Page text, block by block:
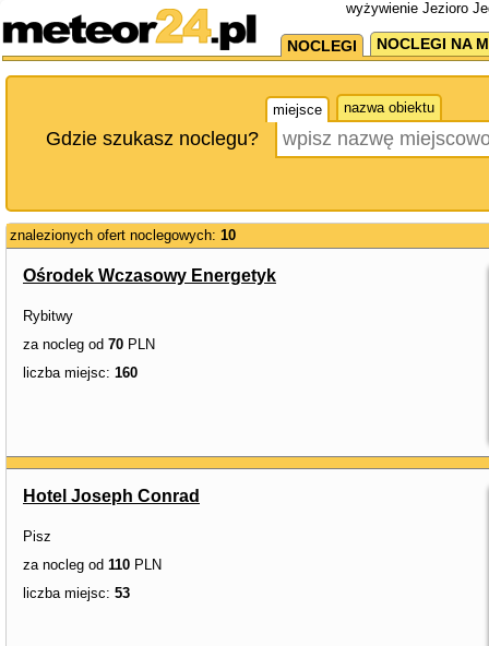
wyżywienie Jezioro
NOCLEGI NOCLEGI NA
miejsce nazwa obiektu
Gdzie szukasz noclegu?
znalezionych ofert noclegowych: 10
Ośrodek Wczasowy Energetyk
Rybitwy
za nocleg od 70 PLN
liczba miejsc: 160
Hotel Joseph Conrad
Pisz
za nocleg od 110 PLN
liczba miejsc: 53